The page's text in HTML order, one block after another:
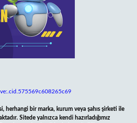
herhangi bir marka, kurum veya şahıs şirketi ile
Sitede yalnızca kendi hazırladığımız